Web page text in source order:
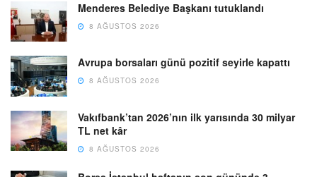
Menderes Belediye Başkanı tutuklandı
8 AĞUSTOS 2026
Avrupa borsaları günü pozitif seyirle kapattı
8 AĞUSTOS 2026
Vakıfbank’tan 2026’nın ilk yarısında 30 milyar
TL net kâr
8 AĞUSTOS 2026